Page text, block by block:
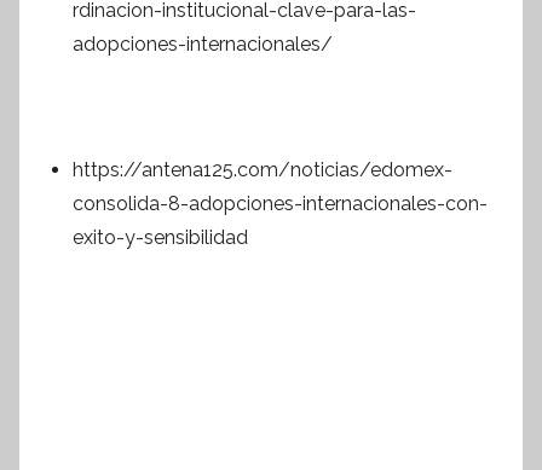
rdinacion-institucional-clave-para-las-
adopciones-internacionales/
https://antena125.com/noticias/edomex-
consolida-8-adopciones-internacionales-con-
exito-y-sensibilidad